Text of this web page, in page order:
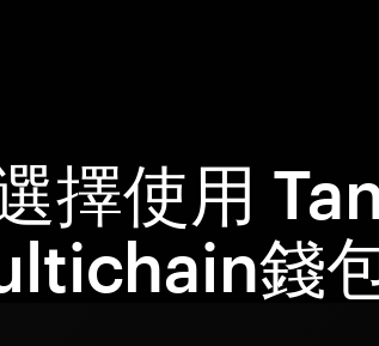
擇使用
錢包